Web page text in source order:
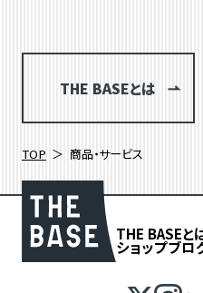
THE BASEとは
TOP 商品・サービス
THE BASEと
ショップブロ